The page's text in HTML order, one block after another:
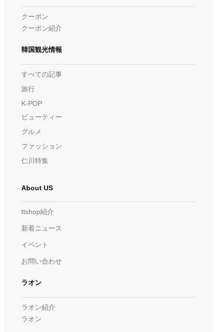
クーポン
クーポン紹介
韓国観光情報
すべての記事
旅行
K-POP
ビューティー
グルメ
ファッション
仁川特集
About US
ttshop紹介
新着ニュース
イベント
お問い合わせ
ラオン
ラオン紹介
ラオン